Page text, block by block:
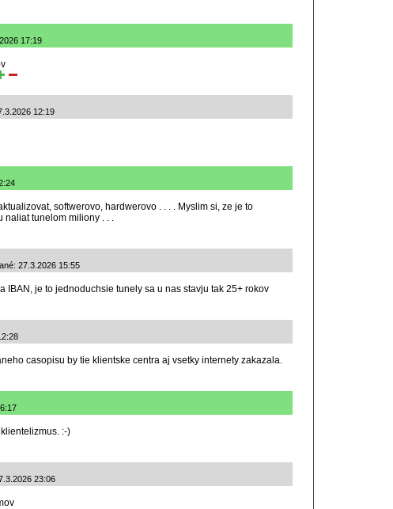
17:19
12:19
softwerovo, hardwerovo . . . . Myslim si, ze je to
naliat tunelom miliony . . .
27.3.2026 15:55
IBAN, je to jednoduchsie tunely sa u nas stavju tak 25+ rokov
casopisu by tie klientske centra aj vsetky internety zakazala.
:-)
23:06